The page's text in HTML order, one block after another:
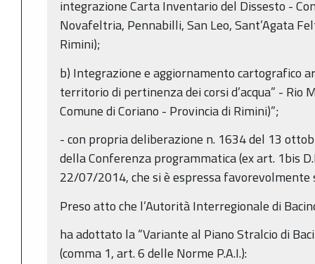
integrazione Carta Inventario del Dissesto -
Novafeltria, Pennabilli, San Leo, Sant’Agata
Rimini);
b) Integrazione e aggiornamento cartografico
territorio di pertinenza dei corsi d’acqua” - Rio
Comune di Coriano - Provincia di Rimini)”;
- con propria deliberazione n. 1634 del 13
della Conferenza programmatica (ex art. 1bis
22/07/2014, che si è espressa
Preso atto che l’Autorità Interregionale di
ha adottato la “Variante al Piano Stralcio di
(comma 1, art. 6 delle Norme P.A.I.):